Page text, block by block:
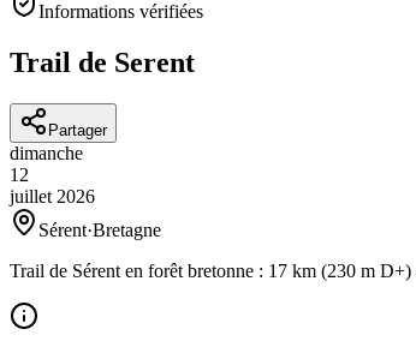
Informations vérifiées
Trail de Serent
Partager
dimanche
12
juillet 2026
Sérent·Bretagne
Trail de Sérent en forêt bretonne : 17 km (230 m